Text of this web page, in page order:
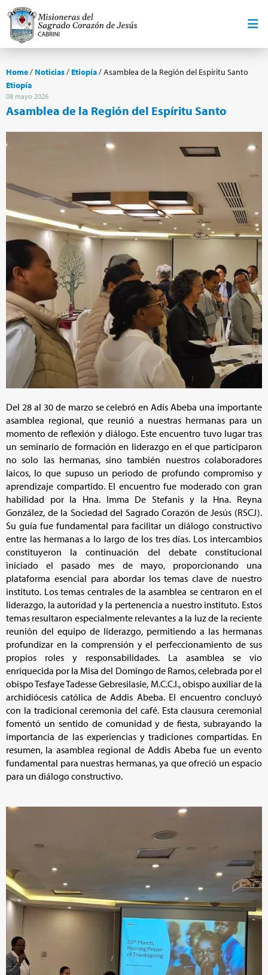
Home/ Noticias/ Etiopía/Asamblea de la Región del Espíritu Santo
Etiopía
08 mayo 2026
Asamblea de la Región del Espíritu Santo
Del 28 al 30 de marzo se celebró en Adís Abeba una importante
asamblea regional, que reunió a nuestras hermanas para un
momento de reflexión y diálogo. Este encuentro tuvo lugar tras
un seminario de formación en liderazgo en el que participaron
no solo las hermanas, sino también nuestros colaboradores
laicos, lo que supuso un periodo de profundo compromiso y
aprendizaje compartido. El encuentro fue moderado con gran
habilidad por la Hna. Imma De Stefanis y la Hna. Reyna
González, de la Sociedad del Sagrado Corazón de Jesús (RSCJ).
Su guía fue fundamental para facilitar un diálogo constructivo
entre las hermanas a lo largo de los tres días. Los intercambios
constituyeron la continuación del debate constitucional
iniciado el pasado mes de mayo, proporcionando una
plataforma esencial para abordar los temas clave de nuestro
instituto. Los temas centrales de la asamblea se centraron en el
liderazgo, la autoridad y la pertenencia a nuestro instituto. Estos
temas resultaron especialmente relevantes a la luz de la reciente
reunión del equipo de liderazgo, permitiendo a las hermanas
profundizar en la comprensión y el perfeccionamiento de sus
propios roles y responsabilidades. La asamblea se vio
enriquecida por la Misa del Domingo de Ramos, celebrada por el
obispo Tesfaye Tadesse Gebresilasie, M.C.C.I., obispo auxiliar de la
archidiócesis católica de Addis Abeba. El encuentro concluyó
con la tradicional ceremonia del café. Esta clausura ceremonial
fomentó un sentido de comunidad y de fiesta, subrayando la
importancia de las experiencias y tradiciones compartidas. En
resumen, la asamblea regional de Addis Abeba fue un evento
fundamental para nuestras hermanas, ya que ofreció un espacio
para un diálogo constructivo.